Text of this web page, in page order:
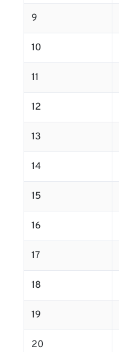
9
10
11
12
13
14
15
16
17
18
19
20